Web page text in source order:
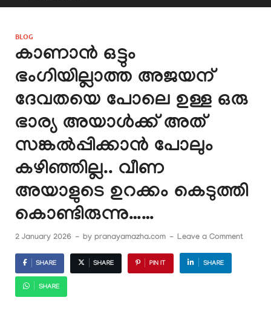
BLOG
കാണാൻ ഒട്ടും
ഭംഗിയില്ലാത്ത അജയന്
ദേവതയെ പോലെ ഉള്ള ഒരു
ഭാര്യ അയാൾക്ക് അത്
സങ്കൽപ്പിക്കാൻ പോലും
കഴിഞ്ഞില്ല.. വീണ
അയാളുടെ ഉറക്കം കെടുത്തി
കൊണ്ടിരുന്നു……
2 January 2026 - by pranayamazha.com - Leave a Comment
SHARE SHARE PIN IT SHARE
SHARE